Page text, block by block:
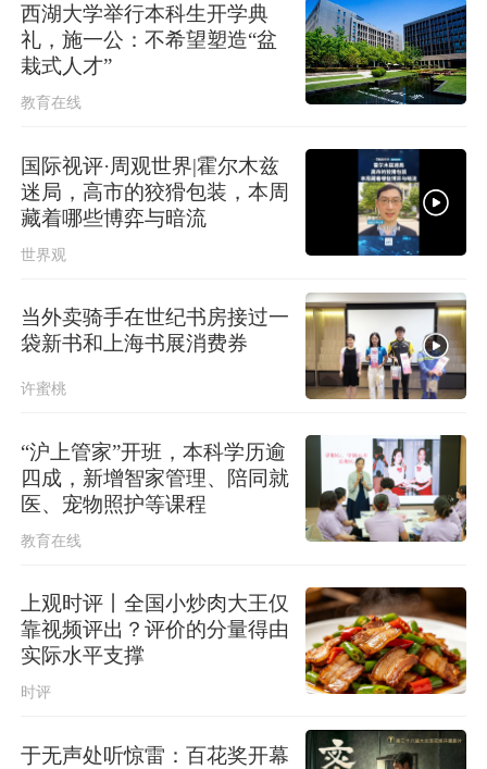
应急管理部针对安徽启动国家地质灾
害四级应急响应
上海发布海浪橙色预警！
西湖大学举行本科生开学典
礼，施一公：不希望塑造“盆
栽式人才”
教育在线
国际视评·周观世界|霍尔木兹
迷局，高市的狡猾包装，本周
藏着哪些博弈与暗流
世界观
当外卖骑手在世纪书房接过一
袋新书和上海书展消费券
许蜜桃
“沪上管家”开班，本科学历逾
四成，新增智家管理、陪同就
医、宠物照护等课程
教育在线
上观时评丨全国小炒肉大王仅
靠视频评出？评价的分量得由
实际水平支撑
时评
于无声处听惊雷：百花奖开幕